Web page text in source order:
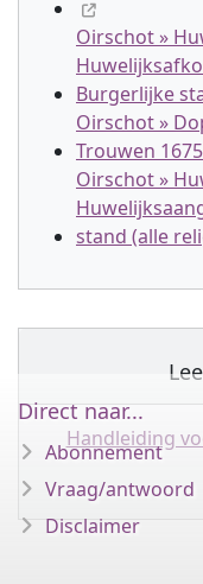
Oirschot »
Burgerlijke
Oirschot »
Trouwen
Oirschot »
stand (alle
Handleiding
Direct naar...
Abonnement
Vraag/antwoord
Disclaimer